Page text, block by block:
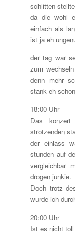
schlitten
da die wohl
einfach als
ist ja eh
der tag war
zum
denn mehr
stank eh
18:00 Uhr
Das
strotzenden
der einlass
stunden auf
vergleichbar
drogen junkie.
Doch trotz
wurde ich
20:00 Uhr
Ist es nicht